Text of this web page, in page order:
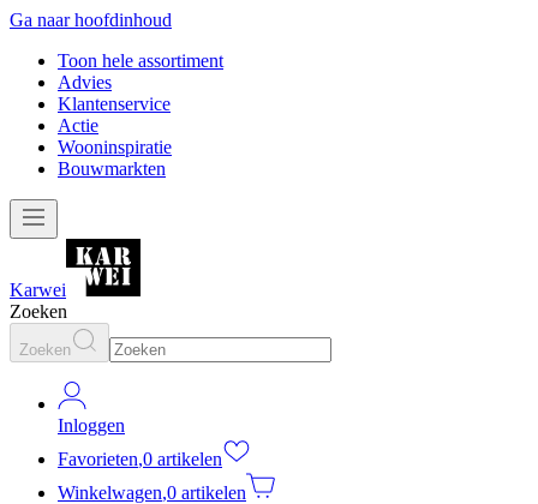
Ga naar hoofdinhoud
Toon hele assortiment
Advies
Klantenservice
Actie
Wooninspiratie
Bouwmarkten
Karwei
Zoeken
Zoeken
Inloggen
Favorieten,0 artikelen
Winkelwagen,0 artikelen